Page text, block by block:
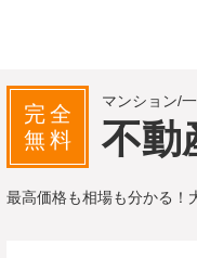
完全
無料
マンション/
不動
最高価格も相場も分かる！